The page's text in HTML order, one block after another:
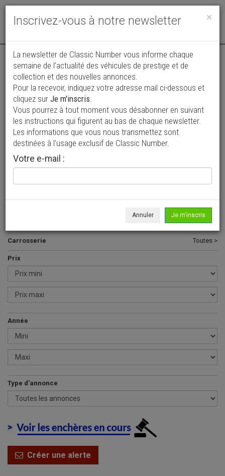
Toggle
Vos annonces vues par
plus de 4 millions de collectionneurs
Ajouter une annonce
> Rechercher un véhicule
V2 >
Carrosserie Toutes >
Prix
Année
Type d'annonce
Créer une alerte
×
Inscrivez-vous à notre newsletter
La newsletter de Classic Number vous informe chaque
semaine de l’actualité des véhicules de prestige et de
collection et des nouvelles annonces.
Pour la recevoir, indiquez votre adresse mail ci-dessous et
cliquez sur Je m'inscris.
Vous pourrez à tout moment vous désabonner en suivant
les instructions qui figurent au bas de chaque newsletter.
Les informations que vous nous transmettez sont
destinées à l’usage exclusif de Classic Number.
Votre e-mail :
Annuler Je m'inscris